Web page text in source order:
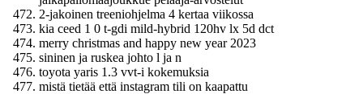
2-jakoinen treeniohjelma 4 kertaa viikossa
kia ceed 1 0 t-gdi mild-hybrid 120hv lx 5d dct
merry christmas and happy new year 2023
sininen ja ruskea johto l ja n
toyota yaris 1.3 vvt-i kokemuksia
mistä tietää että instagram tili on kaapattu